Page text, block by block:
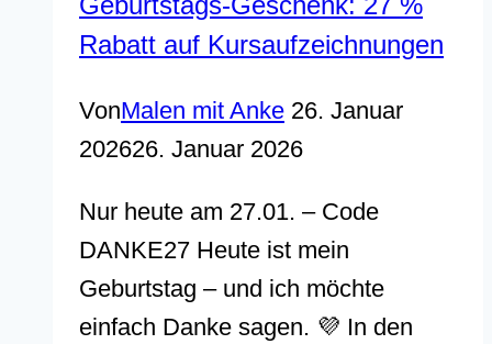
Rabatt auf Kursaufzeichnungen
VonMalen mit Anke 26. Januar
202626. Januar 2026
Nur heute am 27.01. – Code
DANKE27 Heute ist mein
Geburtstag – und ich möchte
einfach Danke sagen. 💜 In den